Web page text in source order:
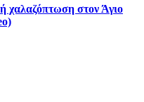
χαλαζόπτωση στον Άγιο